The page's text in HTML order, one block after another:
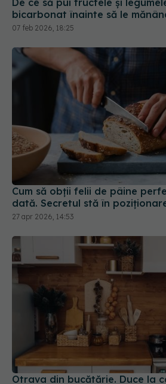
Cum să obții felii de pâine
dată. Secretul stă în
27 apr 2026, 14:53
Otrava din bucătărie. Duce la
17 aug 2025, 09:30